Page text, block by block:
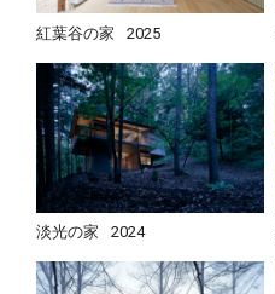
紅葉谷の家 2025
淡光の家 2024